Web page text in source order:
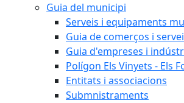
Guia del municipi
Serveis i equipaments
Guia de comerços i
Guia d'empreses i
Polígon Els Vinyets - Els
Entitats i associacions
Submnistraments